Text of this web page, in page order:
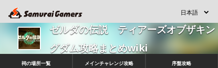
ゼルダの伝説 ティアーズオブザキン
グダム攻略まとめwiki
祠の場所一覧 メインチャレンジ攻略 序盤攻略